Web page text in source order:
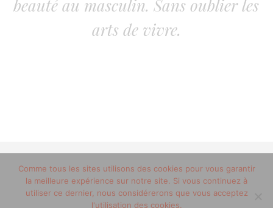
beauté au masculin. Sans oublier les
arts de vivre.
© 2012-2020 copyright trucsdemec.fr - blog lifestyle
masculin/Tous droits réservés
Mentions Légales
Comme tous les sites utilisons des cookies pour vous garantir
la meilleure expérience sur notre site. Si vous continuez à
utiliser ce dernier, nous considérerons que vous acceptez
l'utilisation des cookies.